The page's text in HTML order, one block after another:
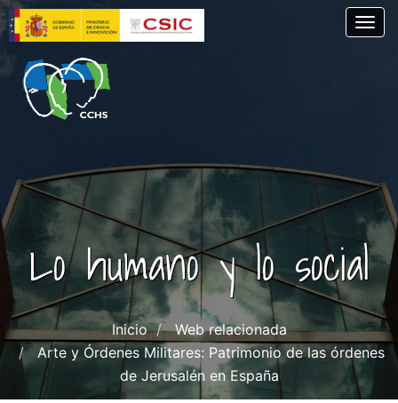
Pasar
al
contenido
principal
Lo humano y lo social
Inicio
Web relacionada
Arte y Órdenes Militares: Patrimonio de las órdenes
de Jerusalén en España